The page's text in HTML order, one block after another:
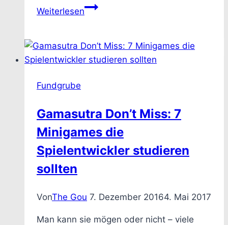
WeiterlesenPalette
Farbpalette
aus
Fundgrube
Gamasutra Don’t Miss: 7
Minigames die
Spielentwickler studieren
sollten
VonThe Gou 7. Dezember 20164. Mai 2017
Man kann sie mögen oder nicht – viele